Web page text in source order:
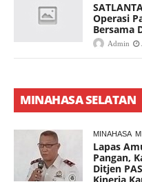
Operasi
Bersama
Admin
MINAHASA SELATAN
MINAHASA
Lapas
Pangan,
Ditjen